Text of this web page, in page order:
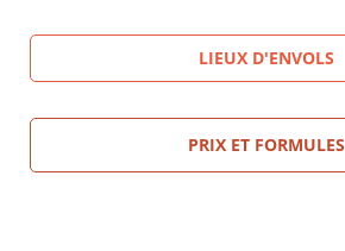
LIEUX D'ENVOLS
PRIX ET FORMULES